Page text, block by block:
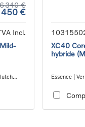
340 €
450 €
Incl.
XC40
hybride
Essence |